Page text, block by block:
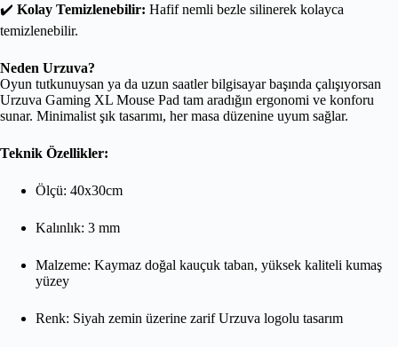
✔️ Kolay Temizlenebilir: Hafif nemli bezle silinerek kolayca
temizlenebilir.
Neden Urzuva?
Oyun tutkunuysan ya da uzun saatler bilgisayar başında çalışıyorsan
Urzuva Gaming XL Mouse Pad tam aradığın ergonomi ve konforu
sunar. Minimalist şık tasarımı, her masa düzenine uyum sağlar.
Teknik Özellikler:
Ölçü: 40x30cm
Kalınlık: 3 mm
Malzeme: Kaymaz doğal kauçuk taban, yüksek kaliteli kumaş
yüzey
Renk: Siyah zemin üzerine zarif Urzuva logolu tasarım